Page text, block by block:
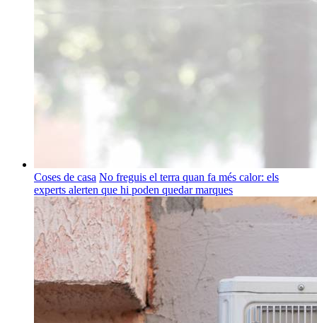
Coses de casa No freguis el terra quan fa més calor: els
experts alerten que hi poden quedar marques